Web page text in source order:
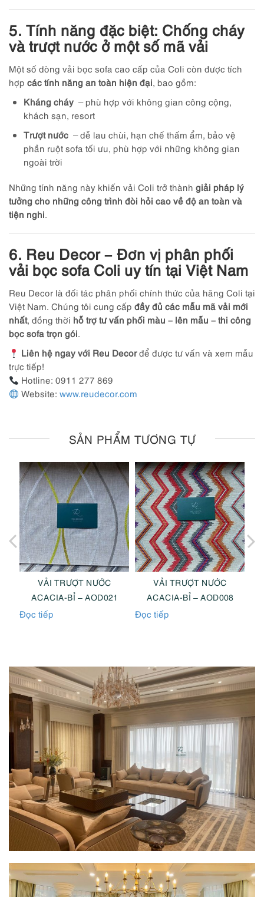
5. Tính năng đặc biệt: Chống cháy
và trượt nước ở một số mã vải
Một số dòng vải bọc sofa cao cấp của Coli còn được tích
hợp các tính năng an toàn hiện đại, bao gồm:
Kháng cháy – phù hợp với không gian công cộng,
khách sạn, resort
Trượt nước – dễ lau chùi, hạn chế thấm ẩm, bảo vệ
phần ruột sofa tối ưu, phù hợp với những không gian
ngoài trời
Những tính năng này khiến vải Coli trở thành giải pháp lý
tưởng cho những công trình đòi hỏi cao về độ an toàn và
tiện nghi.
6. Reu Decor – Đơn vị phân phối
vải bọc sofa Coli uy tín tại Việt Nam
Reu Decor là đối tác phân phối chính thức của hãng Coli tại
Việt Nam. Chúng tôi cung cấp đầy đủ các mẫu mã vải mới
nhất, đồng thời hỗ trợ tư vấn phối màu – lên mẫu – thi công
bọc sofa trọn gói.
Liên hệ ngay với Reu Decorđể được tư vấn và xem mẫu
trực tiếp!
Hotline: 0911 277 869
Website:www.reudecor.com
SẢN PHẨM TƯƠNG TỰ
VẢI TRƯỢT NƯỚC
ACACIA-BỈ – AOD021
Đọc tiếp
VẢI TRƯỢT NƯỚC
ACACIA-BỈ – AOD008
Đọc tiếp